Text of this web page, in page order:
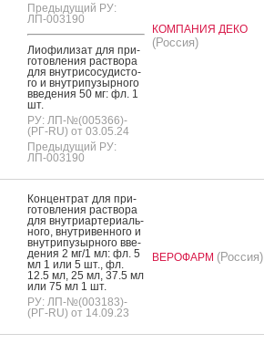
Предыдущий РУ:
ЛП-003190
Ли­офи­лизат для при­
готов­ле­ния рас­тво­ра
для внут­ри­сосу­дис­то­
го и внут­ри­пузыр­но­го
вве­дения 50 мг: фл. 1
шт.
РУ: ЛП-№(005366)-
(РГ-RU) от 03.05.24
Предыдущий РУ:
ЛП-003190
КОМПАНИЯ ДЕКО
(Россия)
Кон­цен­трат для при­
готов­ле­ния рас­тво­ра
для внут­ри­ар­те­ри­аль­
но­го, внут­ри­вен­но­го и
внут­ри­пузыр­но­го вве­
дения 2 мг/1 мл: фл. 5
мл 1 или 5 шт., фл.
12.5 мл, 25 мл, 37.5 мл
или 75 мл 1 шт.
РУ: ЛП-№(003183)-
(РГ-RU) от 14.09.23
ВЕРОФАРМ (Россия)